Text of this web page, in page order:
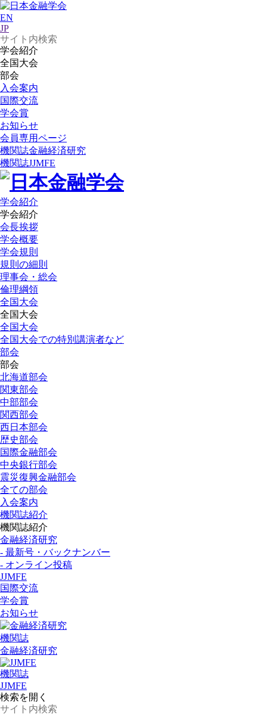
EN
JP
学会紹介
全国大会
部会
入会案内
国際交流
学会賞
お知らせ
会員専用ページ
機関誌金融経済研究
機関誌JJMFE
学会紹介
学会紹介
会長挨拶
学会概要
学会規則
規則の細則
理事会・総会
倫理綱領
全国大会
全国大会
全国大会
全国大会での特別講演者など
部会
部会
北海道部会
関東部会
中部部会
関西部会
西日本部会
歴史部会
国際金融部会
中央銀行部会
震災復興金融部会
全ての部会
入会案内
機関誌紹介
機関誌紹介
金融経済研究
- 最新号・バックナンバー
- オンライン投稿
JJMFE
国際交流
学会賞
お知らせ
機関誌
金融経済研究
機関誌
JJMFE
検索を開く